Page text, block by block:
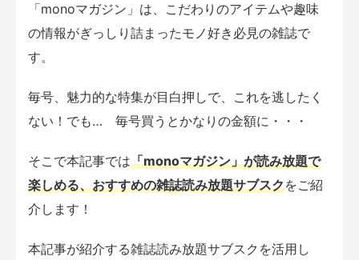
「monoマガジン」は、こだわりのアイテムや趣味
の情報がぎっしり詰まったモノ好き必見の雑誌で
す。
毎号、魅力的な特集が目白押しで、これを逃したく
ない！でも… 毎号買うとかなりの金額に・・・
そこで本記事では「monoマガジン」が読み放題で
楽しめる、おすすめの雑誌読み放題サブスクをご紹
介します！
本記事が紹介する雑誌読み放題サブスクを活用し